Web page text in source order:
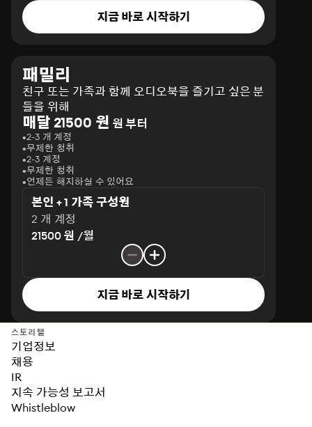
지금 바로 시작하기
패밀리
친구 또는 가족과 함께 오디오북을 즐기고 싶은 분
들을 위해
매달 21500 원 원 부터
2-3 개 계정
무제한 청취
2-3 계정
무제한 청취
언제든 해지하실 수 있어요
본인 + 1 가족 구성원
2 개 계정
21500 원 /월
지금 바로 시작하기
스토리텔
기업정보
채용
IR
지속 가능성 보고서
Whistleblow